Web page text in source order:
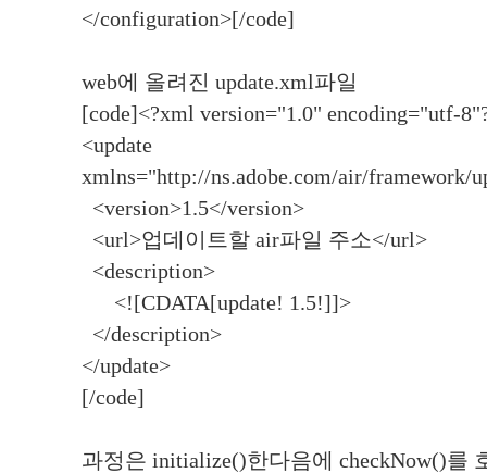
</configuration>[/code]
web에 올려진 update.xml파일
[code]<?xml version="1.0" encoding="utf-
<update
xmlns="http://ns.adobe.com/air/framework/
<version>1.5</version>
<url>업데이트할 air파일 주소</url>
<description>
<![CDATA[update! 1.5!]]>
</description>
</update>
[/code]
과정은 initialize()한다음에 checkNow()를